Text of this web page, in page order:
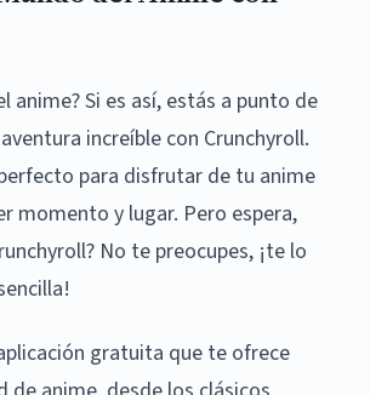
anime? Si es así, estás a punto de
increíble con Crunchyroll.
para disfrutar de tu anime
momento y lugar. Pero espera,
No te preocupes, ¡te lo
gratuita que te ofrece